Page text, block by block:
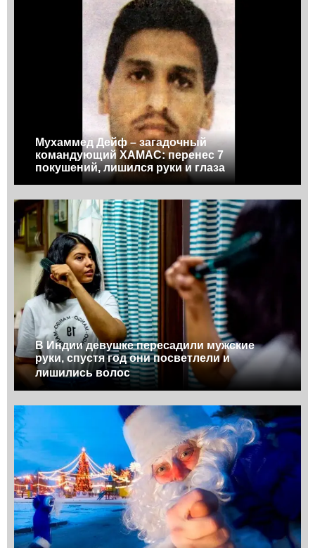
Мухаммед Дейф – загадочный
командующий ХАМАС: перенес 7
покушений, лишился руки и глаза
В Индии девушке пересадили мужские
руки, спустя год они посветлели и
лишились волос